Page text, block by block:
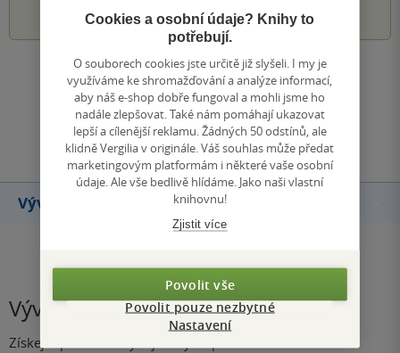
Zobrazit všechna hodnocení
Přidat hodnocení
Vývoj ceny
Vývoj ceny
Získejte přehled o vývoji ceny za posledních 60 dní.
Cookies a osobní údaje? Knihy to
potřebují.
O souborech cookies jste určitě již slyšeli. I my je
využíváme ke shromažďování a analýze informací,
aby náš e-shop dobře fungoval a mohli jsme ho
nadále zlepšovat. Také nám pomáhají ukazovat
lepší a cílenější reklamu. Žádných 50 odstínů, ale
klidně Vergilia v originále. Váš souhlas může předat
marketingovým platformám i některé vaše osobní
údaje. Ale vše bedlivě hlídáme. Jako naši vlastní
knihovnu!
Zjistit více
Povolit vše
Povolit pouze nezbytné
Nastavení